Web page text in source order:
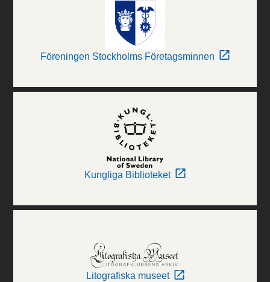
Föreningen Stockholms Företagsminnen
Kungliga Biblioteket
Litografiska museet